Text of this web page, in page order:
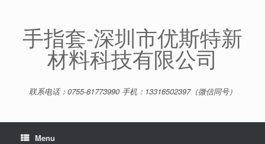
content手指套-深圳市优斯特新
材料科技有限公司
联系电话：0755-81773990 手机：13316502397（微信同号）
Menu